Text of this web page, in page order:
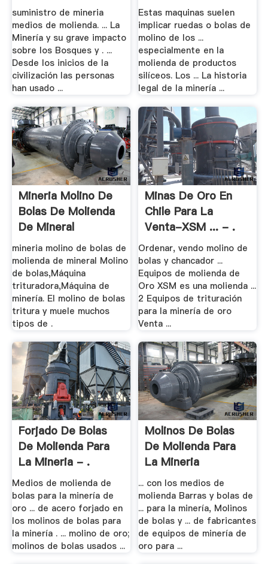
suministro de mineria
medios de molienda. ... La
Minería y su grave impacto
sobre los Bosques y . ...
Desde los inicios de la
civilización las personas
han usado ...
Estas maquinas suelen
implicar ruedas o bolas de
molino de los ...
especialmente en la
molienda de productos
silíceos. Los ... La historia
legal de la minería ...
Mineria Molino De
Bolas De Molienda
De Mineral
mineria molino de bolas de
molienda de mineral Molino
de bolas,Máquina
trituradora,Máquina de
minería. El molino de bolas
tritura y muele muchos
tipos de .
Minas De Oro En
Chile Para La
Venta-XSM ... - .
Ordenar, vendo molino de
bolas y chancador ...
Equipos de molienda de
Oro XSM es una molienda ...
2 Equipos de trituración
para la minería de oro
Venta ...
Forjado De Bolas
De Molienda Para
La Mineria - .
Medios de molienda de
bolas para la minería de
oro ... de acero forjado en
los molinos de bolas para
la minería . ... molino de oro;
molinos de bolas usados ...
Molinos De Bolas
De Molienda Para
La Mineria
... con los medios de
molienda Barras y bolas de
... para la minería, Molinos
de bolas y ... de fabricantes
de equipos de minería de
oro para ...